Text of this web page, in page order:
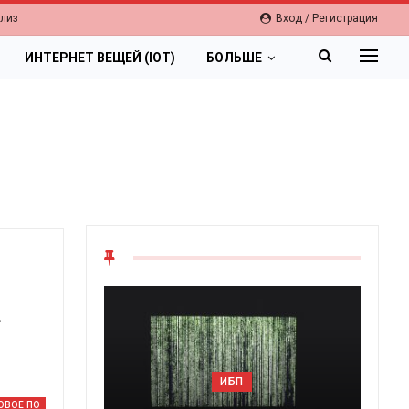
Вход / Регистрация
ИНТЕРНЕТ ВЕЩЕЙ (IOT) БОЛЬШЕ
ПО
ИБП